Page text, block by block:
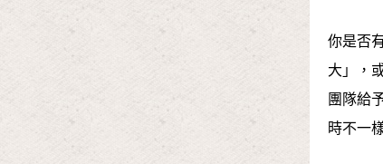
你是否
大」，
團隊給
時不一